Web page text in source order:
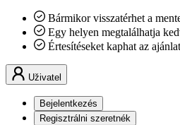
Bármikor visszatérhet a
Egy helyen megtalálhatja
Értesítéseket kaphat az
Uživatel
Bejelentkezés
Regisztrálni szeretnék